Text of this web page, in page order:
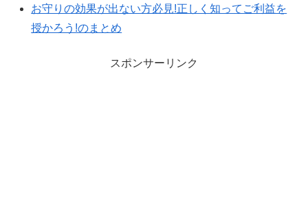
お守りの効果が出ない方必見!正しく知ってご利益を
授かろう!のまとめ
スポンサーリンク